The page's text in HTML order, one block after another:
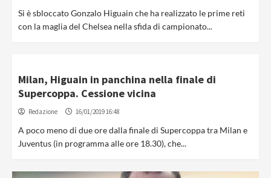
Si è sbloccato Gonzalo Higuain che ha realizzato le prime reti
con la maglia del Chelsea nella sfida di campionato...
Milan, Higuain in panchina nella finale di
Supercoppa. Cessione vicina
Redazione 16/01/2019 16:48
A poco meno di due ore dalla finale di Supercoppa tra Milan e
Juventus (in programma alle ore 18.30), che...